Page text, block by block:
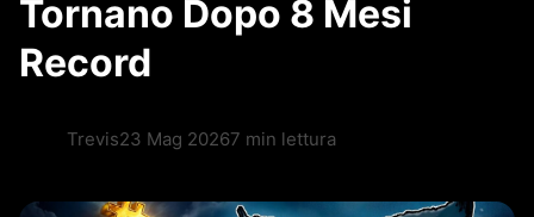
Tornano Dopo 8 Mesi
Record
Trevis23 Mag 20267 min lettura